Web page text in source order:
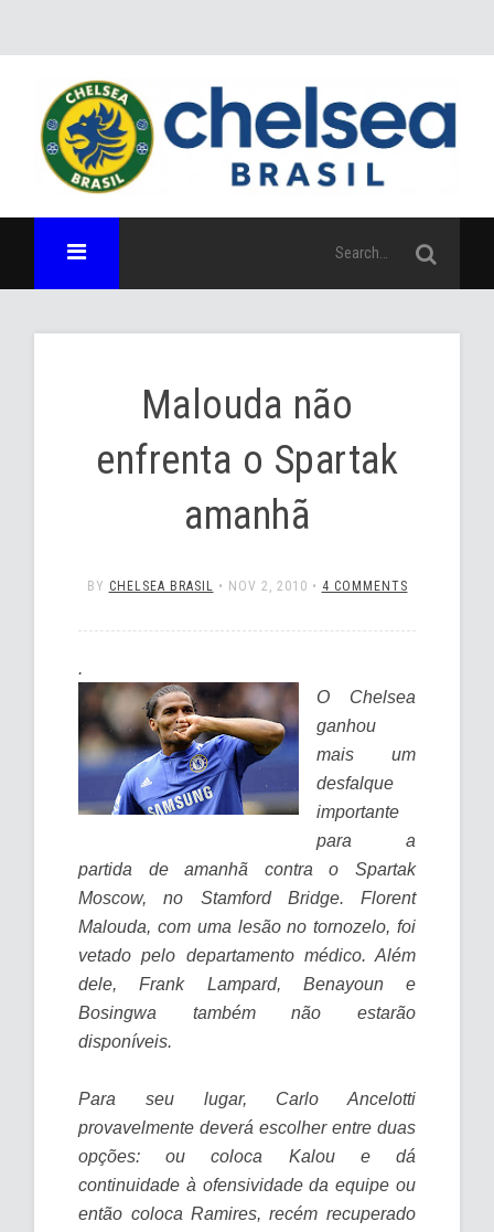
Malouda não
enfrenta o Spartak
amanhã
BY CHELSEA BRASIL • NOV 2, 2010 • 4 COMMENTS
.
O Chelsea
ganhou
mais um
desfalque
importante
para a
partida de amanhã contra o Spartak
Moscow, no Stamford Bridge. Florent
Malouda, com uma lesão no tornozelo, foi
vetado pelo departamento médico. Além
dele, Frank Lampard, Benayoun e
Bosingwa também não estarão
disponíveis.
Para seu lugar, Carlo Ancelotti
provavelmente deverá escolher entre duas
opções: ou coloca Kalou e dá
continuidade à ofensividade da equipe ou
então coloca Ramires, recém recuperado